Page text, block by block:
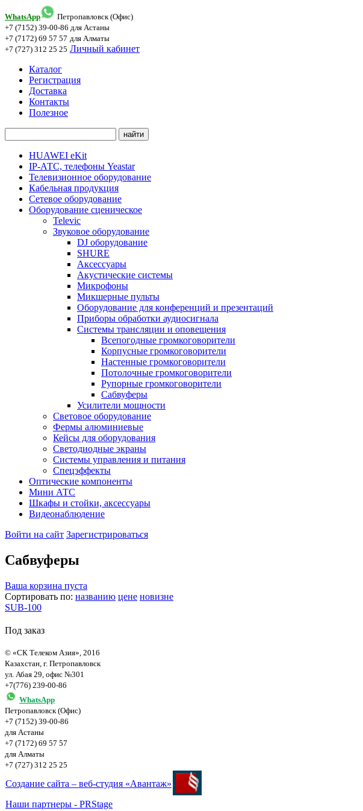
WhatsApp
Петропавловск (Офис)
+7 (7152) 39-00-86 для Астаны
+7 (7172) 69 57 57 для Алматы
+7 (727) 312 25 25 Личный кабинет
Каталог
Регистрация
Доставка
Контакты
Полезное
HUAWEI eKit
IP-АТС, телефоны Yeastar
Телевизионное оборудование
Кабельная продукция
Сетевое оборудование
Оборудование сценическое
Televic
Звуковое оборудование
DJ оборудование
SHURE
Аксессуары
Акустические системы
Микрофоны
Микшерные пульты
Оборудование для конференций и презентаций
Приборы обработки аудиосигнала
Системы трансляции и оповещения
Всепогодные громкоговорители
Корпусные громкоговорители
Настенные громкоговорители
Потолочные громкоговорители
Рупорные громкоговорители
Сабвуферы
Усилители мощности
Световое оборудование
Фермы алюминиевые
Кейсы для оборудования
Светодиодные экраны
Системы управления и питания
Спецэффекты
Оптические компоненты
Мини АТС
Шкафы и стойки, аксессуары
Видеонаблюдение
Войти на сайт Зарегистрироваться
Сабвуферы
Ваша корзина пуста
Сортировать по: названию цене новизне
SUB-100
Под заказ
© «СК Телеком Азия», 2016
Казахстан, г. Петропавловск
ул. Абая 29, офис №301
+7(776) 239-00-86
WhatsApp
Петропавловск (Офис)
+7 (7152) 39-00-86
для Астаны
+7 (7172) 69 57 57
для Алматы
+7 (727) 312 25 25
Создание сайта – веб-студия «Авантаж»
Наши партнеры - PRStage